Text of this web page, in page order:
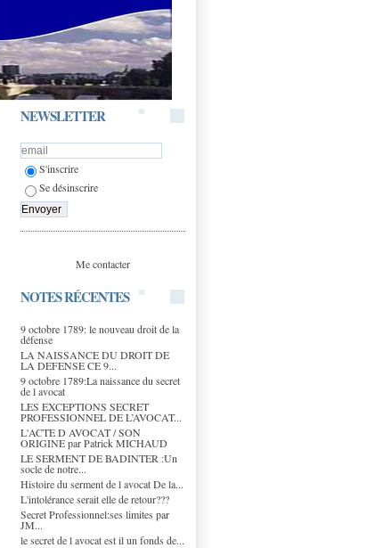
NEWSLETTER
S'inscrire
Se désinscrire
Me contacter
NOTES RÉCENTES
9 octobre 1789: le nouveau droit de la
défense
LA NAISSANCE DU DROIT DE
LA DEFENSE CE 9...
9 octobre 1789:La naissance du secret
de l avocat
LES EXCEPTIONS SECRET
PROFESSIONNEL DE L’AVOCAT...
L'ACTE D AVOCAT / SON
ORIGINE par Patrick MICHAUD
LE SERMENT DE BADINTER :Un
socle de notre...
Histoire du serment de l avocat De la...
L'intolérance serait elle de retour???
Secret Professionnel:ses limites par
JM...
le secret de l avocat est il un fonds de...